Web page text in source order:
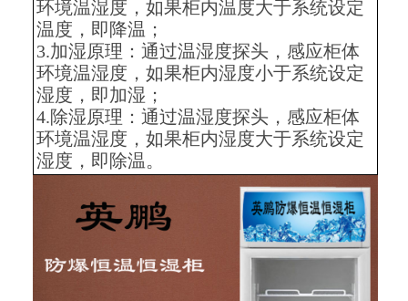
环境温湿度，如果柜内温度大于系统设定
温度，即降温；
3.加湿原理：通过温湿度探头，感应柜体
环境温湿度，如果柜内湿度小于系统设定
湿度，即加湿；
4.除湿原理：通过温湿度探头，感应柜体
环境温湿度，如果柜内湿度大于系统设定
湿度，即除温。